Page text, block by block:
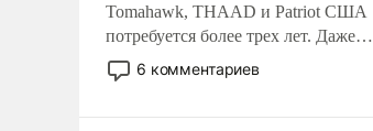
Tomahawk, THAAD и Patriot США
потребуется более трех лет. Даже
небольшая война с Ираном
опустошила американские
6 комментариев